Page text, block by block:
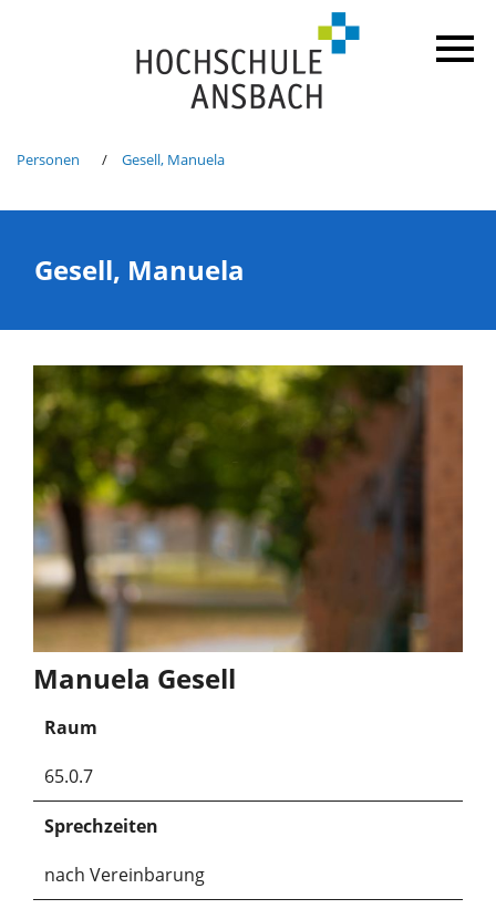
Personen Gesell, Manuela
Gesell, Manuela
Manuela Gesell
Raum
65.0.7
Sprechzeiten
nach Vereinbarung